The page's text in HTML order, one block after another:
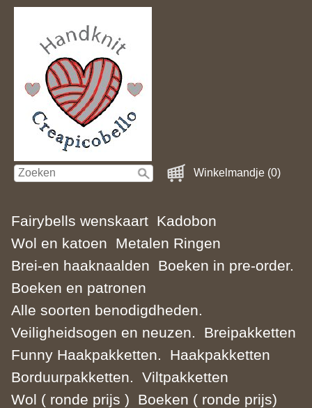
Winkelmandje (0)
Fairybells wenskaart Kadobon
Wol en katoen
Metalen Ringen
Brei-en haaknaalden
Boeken in pre-order.
Boeken en patronen
Alle soorten benodigdheden.
Veiligheidsogen en neuzen.
Breipakketten
Funny Haakpakketten.
Haakpakketten
Borduurpakketten.
Viltpakketten
Wol ( ronde prijs )
Boeken ( ronde prijs)